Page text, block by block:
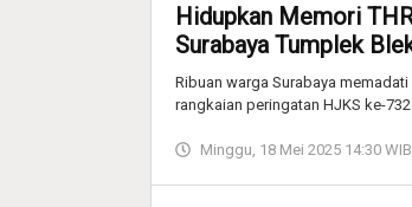
Hidupkan Memori
Surabaya Tumplek
Ribuan warga Surabaya
rangkaian peringatan HJKS ke-732.
Minggu, 18 Mei 2025 14:30 WIB